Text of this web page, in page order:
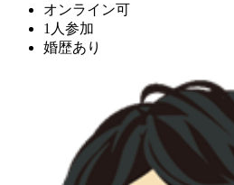
オンライン可
1人参加
婚歴あり